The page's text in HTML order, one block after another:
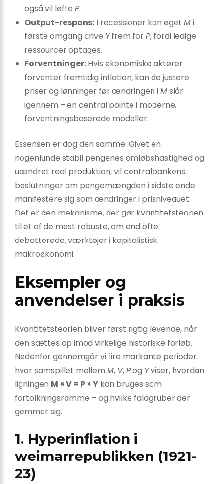
også vil løfte P.
Output-respons: I recessioner kan øget Mi
første omgang drive Yfrem forP, fordi ledige
ressourcer optages.
Forventninger: Hvis økonomiske aktører
forventer fremtidig inflation, kan de justere
priser og lønninger før ændringen iMslår
igennem – en central pointe i moderne,
forventningsbaserede modeller.
Essensen er dog den samme: Givet en
nogenlunde stabil pengenes omløbshastighed og
uændret real produktion, vil centralbankens
beslutninger om pengemængden i sidste ende
manifestere sig som ændringer i prisniveauet.
Det er den mekanisme, der gør kvantitetsteorien
til et af de mest robuste, om end ofte
debatterede, værktøjer i kapitalistisk
makroøkonomi.
Eksempler og
anvendelser i praksis
Kvantitetsteorien bliver først rigtig levende, når
den sættes op imod virkelige historiske forløb.
Nedenfor gennemgår vi fire markante perioder,
hvor samspillet mellem M, V,Pog Yviser, hvordan
ligningen M × V = P × Y kan bruges som
fortolkningsramme – og hvilke faldgruber der
gemmer sig.
1. Hyperinflation i
weimarrepublikken (1921-
23)